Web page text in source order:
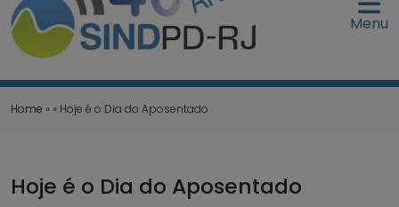
Menu
Home » » Hoje é o Dia do Aposentado
Hoje é o Dia do Aposentado